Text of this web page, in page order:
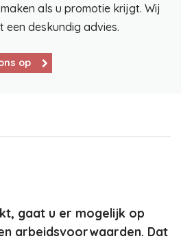
als u promotie krijgt. Wij
deskundig advies.
op
gaat u er mogelijk op
arbeidsvoorwaarden. Dat